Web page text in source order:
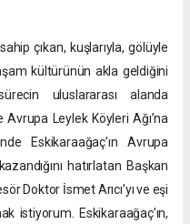
çıkan, kuşlarıyla, gölüyle
kültürünün akla geldiğini
uluslararası alanda
Leylek Köyleri Ağı’na
Eskikaraağaç’ın Avrupa
hatırlatan Başkan
Doktor İsmet Arıcı’yı ve eşi
istiyorum. Eskikaraağaç’ın,